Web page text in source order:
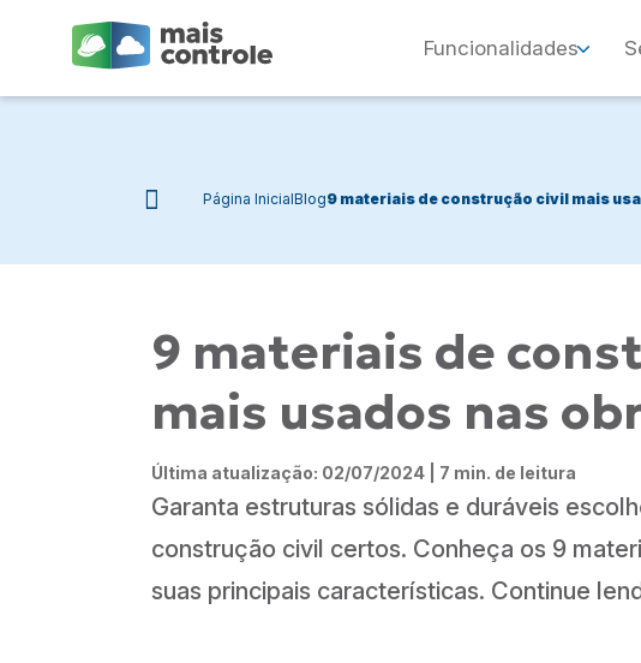
Funcionalidades
Página InicialBlog9 materiais de construção civil mais
9 materiais de
mais usados nas
Última atualização: 02/07/2024 | 7 min. de leitura
Garanta estruturas sólidas e duráveis
construção civil certos. Conheça os 9
suas principais características. Continue